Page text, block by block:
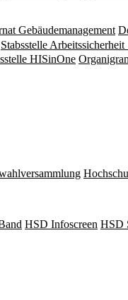
Gebäudemanagement
Stabsstelle
HISinOne
HSD Infoscreen HSD